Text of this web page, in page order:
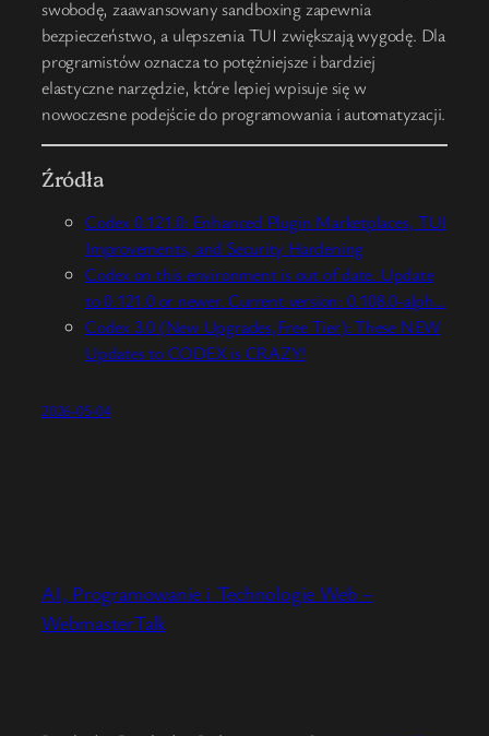
swobodę, zaawansowany sandboxing zapewnia
bezpieczeństwo, a ulepszenia TUI zwiększają wygodę. Dla
programistów oznacza to potężniejsze i bardziej
elastyczne narzędzie, które lepiej wpisuje się w
nowoczesne podejście do programowania i automatyzacji.
Źródła
Codex 0.121.0: Enhanced Plugin Marketplaces, TUI
Improvements, and Security Hardening
Codex on this environment is out of date. Update
to 0.121.0 or newer. Current version: 0.108.0-alph…
Codex 3.0 (New Upgrades,Free Tier): These NEW
Updates to CODEX is CRAZY!
2026-05-04
AI, Programowanie i Technologie Web –
WebmasterTalk